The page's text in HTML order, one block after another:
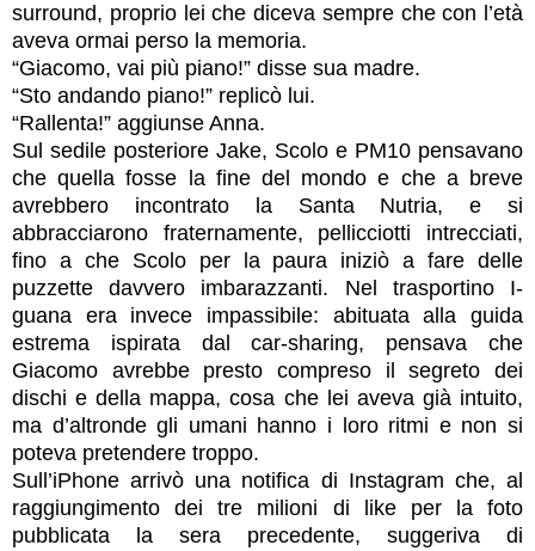
surround, proprio lei che diceva sempre che con l’età
aveva ormai perso la memoria.
“Giacomo, vai più piano!” disse sua madre.
“Sto andando piano!” replicò lui.
“Rallenta!” aggiunse Anna.
Sul sedile posteriore Jake, Scolo e PM10 pensavano
che quella fosse la fine del mondo e che a breve
avrebbero incontrato la Santa Nutria, e si
abbracciarono fraternamente, pellicciotti intrecciati,
fino a che Scolo per la paura iniziò a fare delle
puzzette davvero imbarazzanti. Nel trasportino I-
guana era invece impassibile: abituata alla guida
estrema ispirata dal car-sharing, pensava che
Giacomo avrebbe presto compreso il segreto dei
dischi e della mappa, cosa che lei aveva già intuito,
ma d’altronde gli umani hanno i loro ritmi e non si
poteva pretendere troppo.
Sull’iPhone arrivò una notifica di Instagram che, al
raggiungimento dei tre milioni di like per la foto
pubblicata la sera precedente, suggeriva di